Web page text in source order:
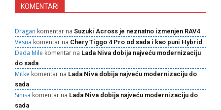
KOMENTARI
Dragan komentar na Suzuki Across je neznatno izmenjen RAV4
Vesna komentar na Chery Tiggo 4 Pro od sada i kao puni Hybrid
Deda Mile komentar na Lada Niva dobija najveću modernizaciju
do sada
Mitke komentar na Lada Niva dobija najveću modernizaciju do
sada
Sinisa komentar na Lada Niva dobija najveću modernizaciju do
sada